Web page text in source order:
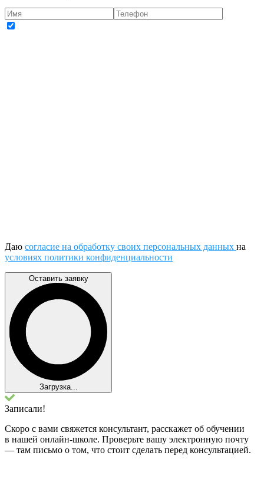
Даю согласие на обработку своих персональных данных на
условиях политики конфиденциальности
Оставить заявку
Загрузка...
Записали!
Скоро с вами свяжется консультант, расскажет об обучении
в нашей онлайн-школе. Проверьте вашу электронную почту
— там письмо о том, что стоит сделать перед консультацией.